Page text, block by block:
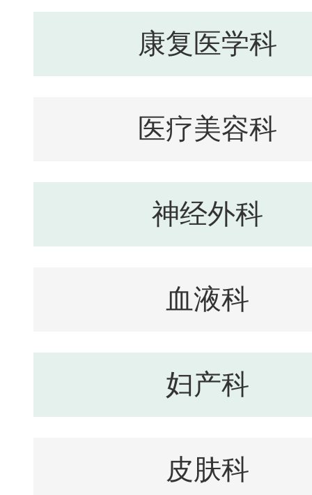
康复医学科
医疗美容科
神经外科
血液科
妇产科
皮肤科